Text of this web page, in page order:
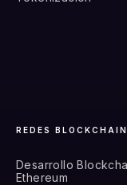
REDES BLOCKCHAIN
Desarrollo
Ethereum